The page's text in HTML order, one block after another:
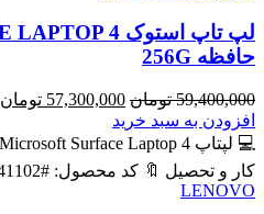
حافظه 256G
59,400,000 تومان قیمت
اصلی
59,400,000 تومان
57,300,000 تومان
افزودن به سبد خرید
کار و تحصیل 🔖 کد محصول: #41102 📸
LENOVO